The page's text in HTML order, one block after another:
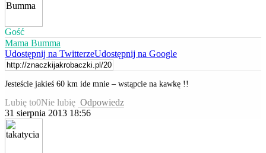
Gość
Mama Bumma
Udostępnij na TwitterzeUdostępnij na Google
Jesteście jakieś 60 km ide mnie – wstąpcie na kawkę !!
Lubię to0Nie lubię Odpowiedz
31 sierpnia 2013 18:56